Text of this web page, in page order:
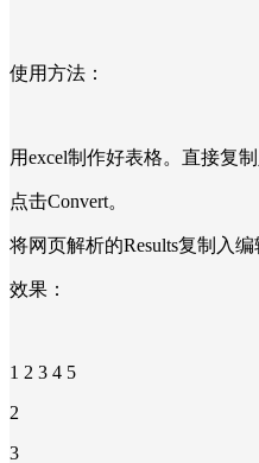
使用方法：
用excel制作好表格。直接复制
点击Convert。
将网页解析的Results复制入编
效果：
1 2 3 4 5
2
3